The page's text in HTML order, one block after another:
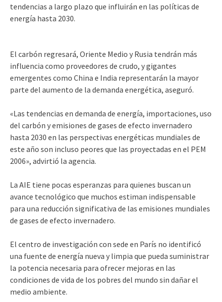
tendencias a largo plazo que influirán en las políticas de
energía hasta 2030.
El carbón regresará, Oriente Medio y Rusia tendrán más
influencia como proveedores de crudo, y gigantes
emergentes como China e India representarán la mayor
parte del aumento de la demanda energética, aseguró.
«Las tendencias en demanda de energía, importaciones, uso
del carbón y emisiones de gases de efecto invernadero
hasta 2030 en las perspectivas energéticas mundiales de
este año son incluso peores que las proyectadas en el PEM
2006», advirtió la agencia.
La AIE tiene pocas esperanzas para quienes buscan un
avance tecnológico que muchos estiman indispensable
para una reducción significativa de las emisiones mundiales
de gases de efecto invernadero.
El centro de investigación con sede en París no identificó
una fuente de energía nueva y limpia que pueda suministrar
la potencia necesaria para ofrecer mejoras en las
condiciones de vida de los pobres del mundo sin dañar el
medio ambiente.